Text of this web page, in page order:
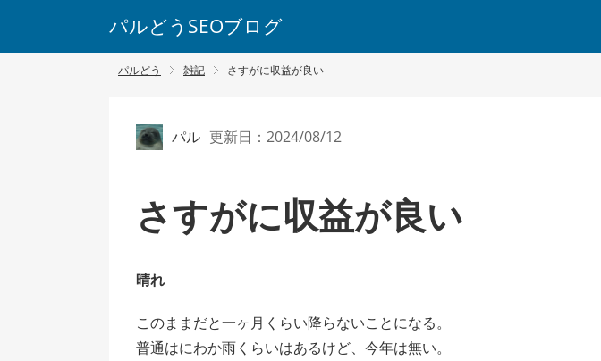
パルどうSEOブログ
パルどう 雑記 さすがに収益が良い
パル 更新日：2024/08/12
さすがに収益が良い
晴れ
このままだと一ヶ月くらい降らないことになる。
普通はにわか雨くらいはあるけど、今年は無い。